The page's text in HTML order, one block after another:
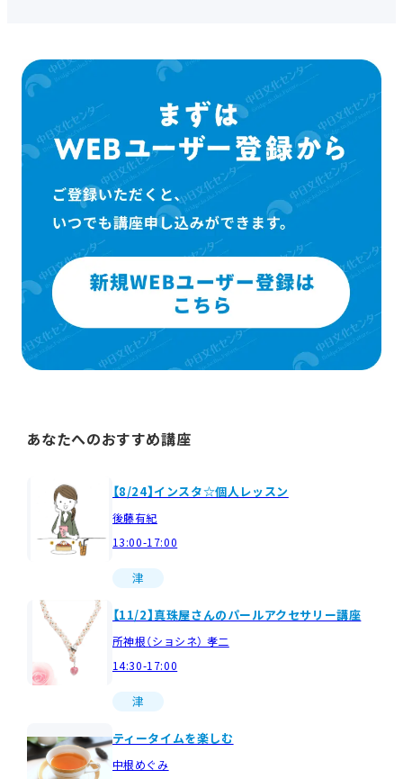
あなたへのおすすめ講座
【8/24】インスタ☆個人レッスン
後藤有紀
13:00-17:00
津
【11/2】真珠屋さんのパールアクセサリー講座
所神根（ショシネ） 孝二
14:30-17:00
津
ティータイムを楽しむ
中根めぐみ